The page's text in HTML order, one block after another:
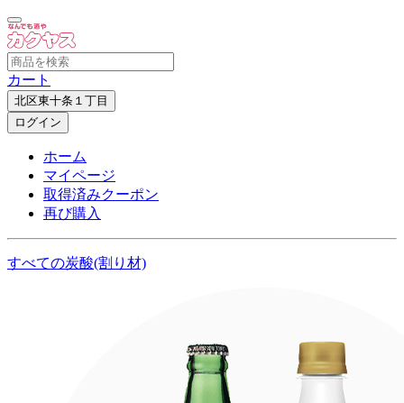
カート
北区東十条１丁目
ログイン
ホーム
マイページ
取得済みクーポン
再び購入
すべての炭酸(割り材)